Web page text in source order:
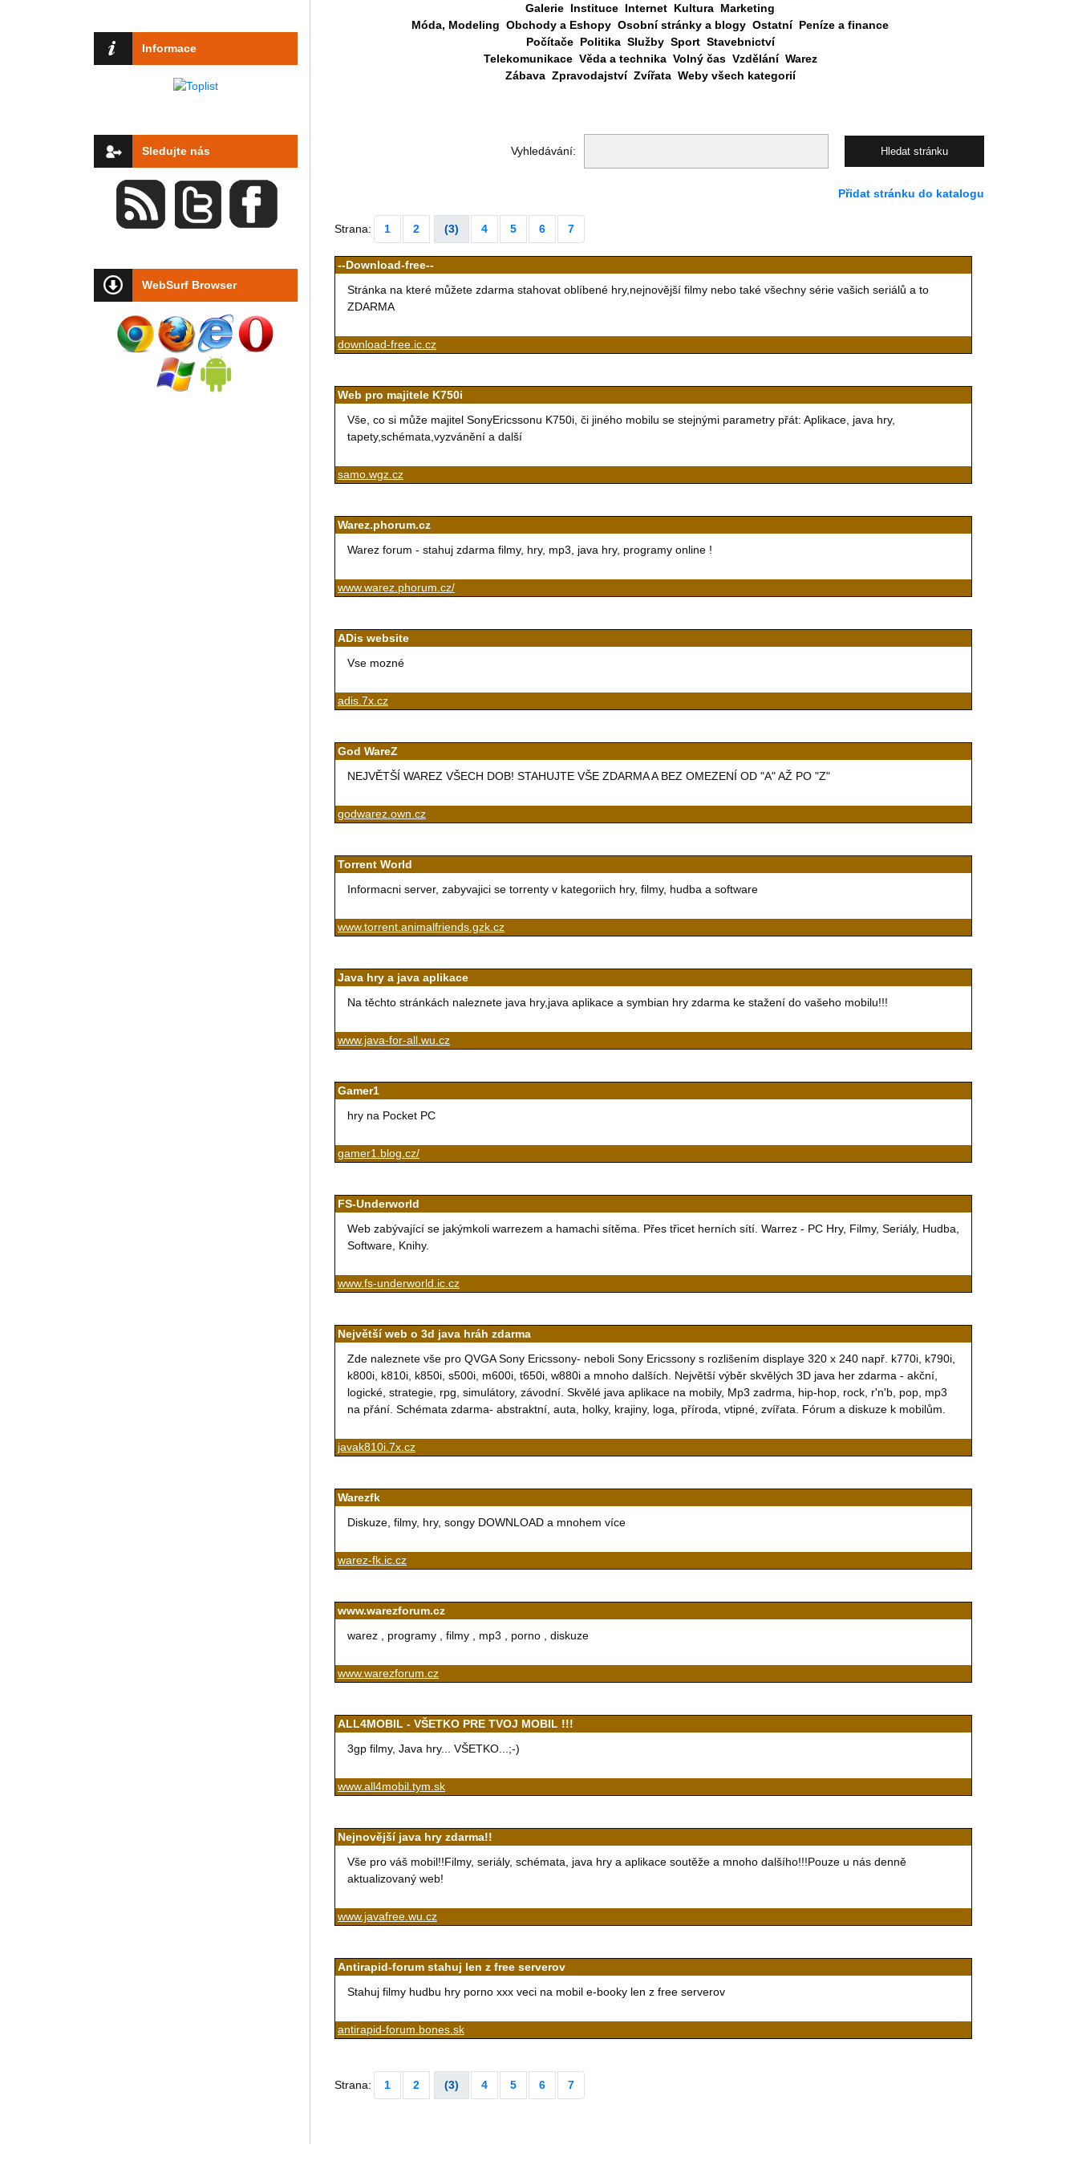
Informace
Sledujte nás
WebSurf Browser
Galerie Instituce Internet Kultura Marketing
Móda, Modeling Obchody a Eshopy Osobní stránky a blogy Ostatní Peníze a finance
Počítače Politika Služby Sport Stavebnictví
Telekomunikace Věda a technika Volný čas Vzdělání Warez
Zábava Zpravodajství Zvířata Weby všech kategorií
Vyhledávání:
Přidat stránku do katalogu
Strana: 1 2 (3) 4 5 6 7
--Download-free--
Stránka na které můžete zdarma stahovat oblíbené hry,nejnovější filmy nebo také všechny série vašich seriálů a to
ZDARMA
download-free.ic.cz
Web pro majitele K750i
Vše, co si může majitel SonyEricssonu K750i, či jiného mobilu se stejnými parametry přát: Aplikace, java hry,
tapety,schémata,vyzvánění a další
samo.wgz.cz
Warez.phorum.cz
Warez forum - stahuj zdarma filmy, hry, mp3, java hry, programy online !
www.warez.phorum.cz/
ADis website
Vse mozné
adis.7x.cz
God WareZ
NEJVĚTŠÍ WAREZ VŠECH DOB! STAHUJTE VŠE ZDARMA A BEZ OMEZENÍ OD "A" AŽ PO "Z"
godwarez.own.cz
Torrent World
Informacni server, zabyvajici se torrenty v kategoriich hry, filmy, hudba a software
www.torrent.animalfriends.gzk.cz
Java hry a java aplikace
Na těchto stránkách naleznete java hry,java aplikace a symbian hry zdarma ke stažení do vašeho mobilu!!!
www.java-for-all.wu.cz
Gamer1
hry na Pocket PC
gamer1.blog.cz/
FS-Underworld
Web zabývající se jakýmkoli warrezem a hamachi sítěma. Přes třicet herních sítí. Warrez - PC Hry, Filmy, Seriály, Hudba,
Software, Knihy.
www.fs-underworld.ic.cz
Největší web o 3d java hráh zdarma
Zde naleznete vše pro QVGA Sony Ericssony- neboli Sony Ericssony s rozlišením displaye 320 x 240 např. k770i, k790i,
k800i, k810i, k850i, s500i, m600i, t650i, w880i a mnoho dalších. Největší výběr skvělých 3D java her zdarma - akční,
logické, strategie, rpg, simulátory, závodní. Skvělé java aplikace na mobily, Mp3 zadrma, hip-hop, rock, r'n'b, pop, mp3
na přání. Schémata zdarma- abstraktní, auta, holky, krajiny, loga, příroda, vtipné, zvířata. Fórum a diskuze k mobilům.
javak810i.7x.cz
Warezfk
Diskuze, filmy, hry, songy DOWNLOAD a mnohem více
warez-fk.ic.cz
www.warezforum.cz
warez , programy , filmy , mp3 , porno , diskuze
www.warezforum.cz
ALL4MOBIL - VŠETKO PRE TVOJ MOBIL !!!
3gp filmy, Java hry... VŠETKO...;-)
www.all4mobil.tym.sk
Nejnovější java hry zdarma!!
Vše pro váš mobil!!Filmy, seriály, schémata, java hry a aplikace soutěže a mnoho dalšího!!!Pouze u nás denně
aktualizovaný web!
www.javafree.wu.cz
Antirapid-forum stahuj len z free serverov
Stahuj filmy hudbu hry porno xxx veci na mobil e-booky len z free serverov
antirapid-forum.bones.sk
Strana: 1 2 (3) 4 5 6 7